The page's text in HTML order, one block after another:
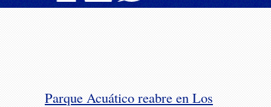
Parque Acuático reabre en Los